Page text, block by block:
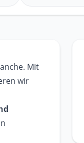
Mit
wir